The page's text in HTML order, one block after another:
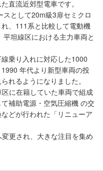
直流近郊型電車です。
として20m級3扉セミクロ
、111系と比較して電動機
坦線区における主力車両と
乗り入れに対応した1000
年代より新型車両の投
れるようになりました。
に在籍していた車両で組成
補助電源・空気圧縮機 の交
どが行われた「リニューア
更され、大きな注目を集め